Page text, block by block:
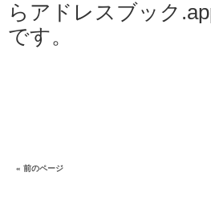
らアドレスブック
です。
« 前のページ